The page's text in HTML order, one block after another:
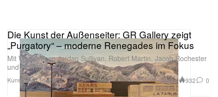
Kunst
Die Kunst der Außenseiter: GR Gallery zeigt
„Purgatory“ – moderne Renegades im Fokus
Mit Werken von Jordan Sullivan, Robert Martin, Jacob Rochester
und RUMINZ.
Feb 10, 2026 932 0